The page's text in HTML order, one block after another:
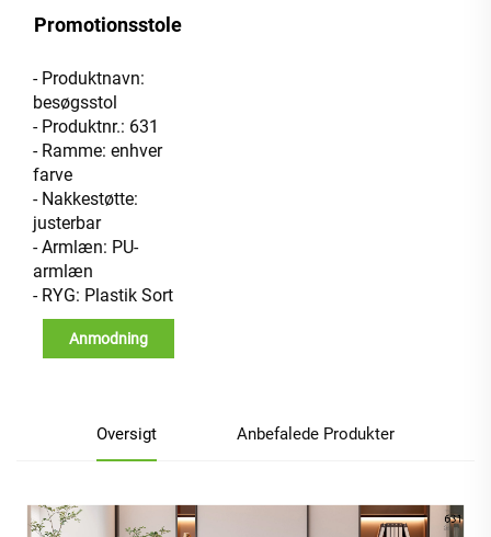
Promotionsstole
- Produktnavn:
besøgsstol
- Produktnr.: 631
- Ramme: enhver
farve
- Nakkestøtte:
justerbar
- Armlæn: PU-
armlæn
- RYG: Plastik Sort
Anmodning
Oversigt Anbefalede Produkter